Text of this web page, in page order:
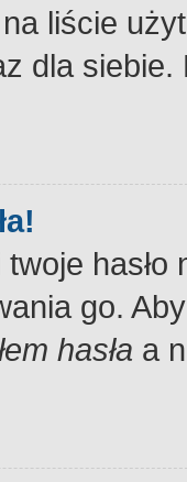
liście
dla
go.
hasła a